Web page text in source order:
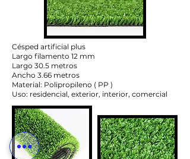
Césped artificial plus
Largo filamento 12 mm
Largo 30.5 metros
Ancho 3.66 metros
Material: Polipropileno ( PP )
Uso: residencial, exterior, interior, comercial